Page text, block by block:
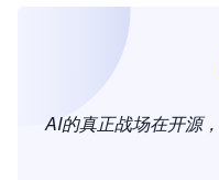
AI的真正战场在开源